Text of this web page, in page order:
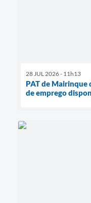
28 JUL 2026 - 11h13
PAT de
de emprego